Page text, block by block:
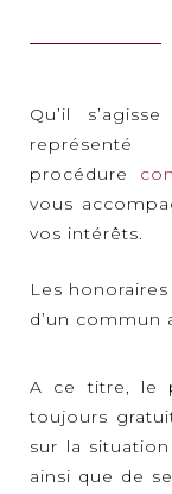
Qu’il
procédure
vous
vos intérêts.
Les
d’un commun
A ce titre, le
toujours
sur la
ainsi que de